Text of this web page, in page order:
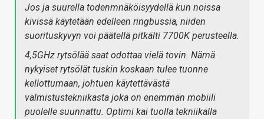
Jos ja suurella todenmnäköisyydellä kun noissa
kivissä käytetään edelleen ringbussia, niiden
suorituskyvyn voi päätellä pitkälti 7700K perusteella.
4,5GHz rytsölää saat odottaa vielä tovin. Nämä
nykyiset rytsölät tuskin koskaan tulee tuonne
kellottumaan, johtuen käytettävästä
valmistustekniikasta joka on enemmän mobiili
puolelle suunnattu. Optimi kai tuolla tekniikalla